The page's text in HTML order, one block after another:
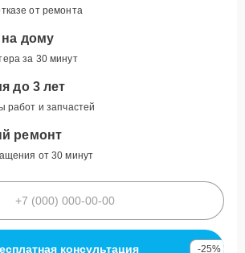
от ремонта
дому
за 30 минут
до 3 лет
работ и запчастей
ремонт
от 30 минут
консультация -25%